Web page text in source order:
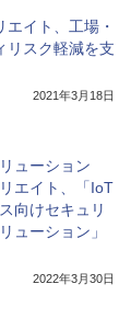
イト、工場・
リスク軽減を支
2021年3月18日
ューション
エイト、「IoT
向けセキュリ
ューション」
2022年3月30日